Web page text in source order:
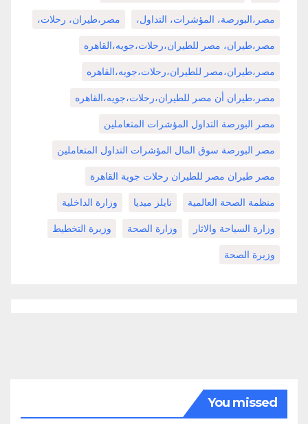
مصر،البورصة، المؤشرات، التداول، مصر،طيران، رحلات،
مصر،طيران، مصر للطيران،رحلات،جويه،القاهره
مصر،طيران،مصر للطيران،رحلات،جويه،القاهره
مصر،طيران أن مصر للطيران،رحلات،جويه،القاهره
مصر البورصة التداول المؤشرات المتعاملين
مصر البورصة سوق المال المؤشرات التداول المتعاملين
مصر طيران مصر للطيران رحلات جوية القاهرة
منظمة الصحة العالمية نايلز ميديا وزارة الداخلية
وزارة السياحة والاثار وزارة الصحة وزيرة التخطيط
وزيرة الصحة
You missed